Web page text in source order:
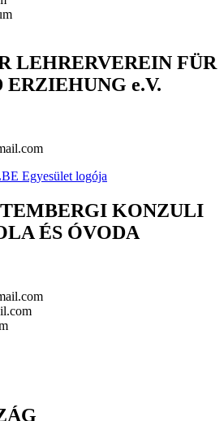
LEHRERVEREIN FÜR
e.V.
KONZULI
ÉS ÓVODA